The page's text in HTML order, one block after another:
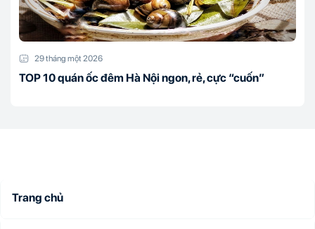
29 tháng một 2026
TOP 10 quán ốc đêm Hà Nội ngon, rẻ, cực “cuốn”
Trang chủ